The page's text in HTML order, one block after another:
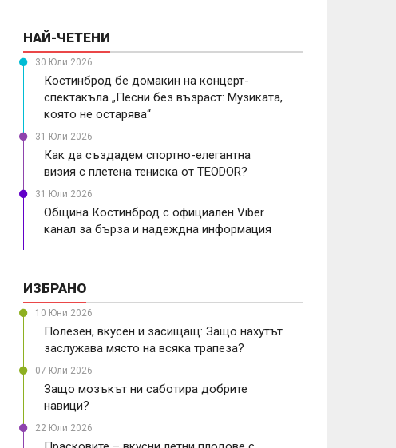
НАЙ-ЧЕТЕНИ
30 Юли 2026
Костинброд бе домакин на концерт-
спектакъла „Песни без възраст: Музиката,
която не остарява“
31 Юли 2026
Как да създадем спортно-елегантна
визия с плетена тениска от TEODOR?
31 Юли 2026
Община Костинброд с официален Viber
канал за бърза и надеждна информация
ИЗБРАНО
10 Юни 2026
Полезен, вкусен и засищащ: Защо нахутът
заслужава място на всяка трапеза?
07 Юли 2026
Защо мозъкът ни саботира добрите
навици?
22 Юли 2026